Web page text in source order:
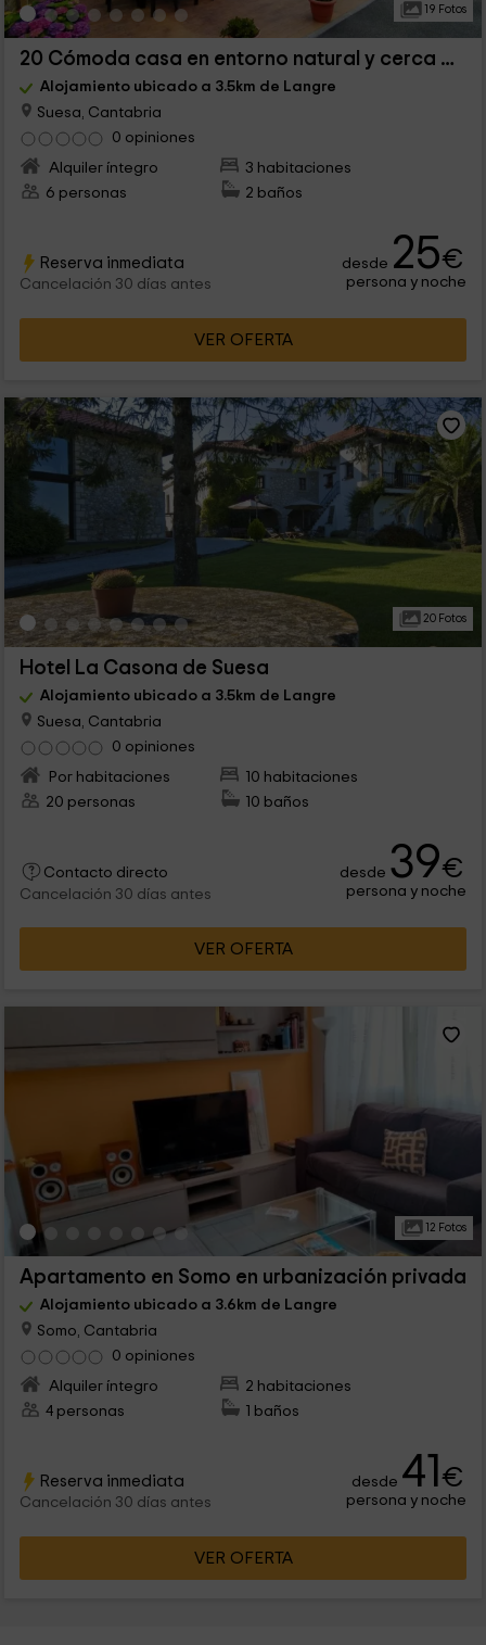
19 Fotos
20 Cómoda casa en entorno natural y cerca de playa
Alojamiento ubicado a 3.5km de Langre
Suesa, Cantabria
0 opiniones
Alquiler íntegro
3 habitaciones
6 personas
2 baños
Reserva inmediata
Cancelación 30 días antes
desde 25€
persona y noche
VER OFERTA
20 Fotos
Hotel La Casona de Suesa
Alojamiento ubicado a 3.5km de Langre
Suesa, Cantabria
0 opiniones
Por habitaciones
10 habitaciones
20 personas
10 baños
Contacto directo
Cancelación 30 días antes
desde 39€
persona y noche
VER OFERTA
12 Fotos
Apartamento en Somo en urbanización privada
Alojamiento ubicado a 3.6km de Langre
Somo, Cantabria
0 opiniones
Alquiler íntegro
2 habitaciones
4 personas
1 baños
Reserva inmediata
Cancelación 30 días antes
desde 41€
persona y noche
VER OFERTA